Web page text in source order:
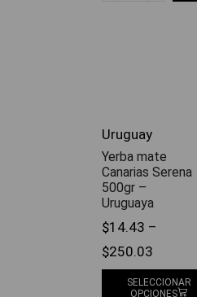
Uruguay
Yerba mate
Canarias Serena
500gr –
Uruguaya
$14.43 –
$250.03
SELECCIONAR
OPCIONES